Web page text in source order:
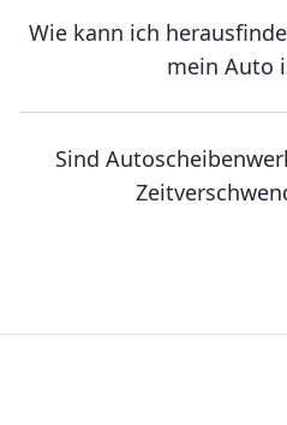
Wie kann ich
mein Auto
Sind